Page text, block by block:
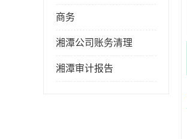
商务
湘潭公司账务清理
湘潭审计报告